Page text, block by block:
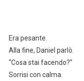
Era pesante.
Alla fine, Daniel parlò.
“Cosa stai facendo?”
Sorrisi con calma.